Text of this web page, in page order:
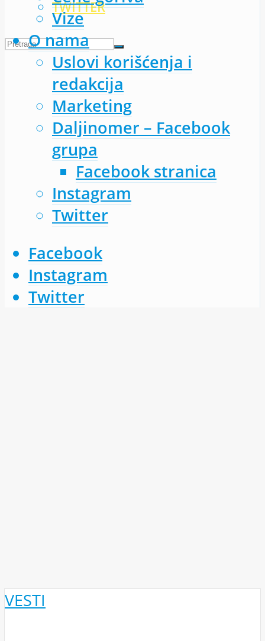
TWITTER
Vize
O nama
Uslovi korišćenja i
redakcija
Marketing
Daljinomer – Facebook
grupa
Facebook stranica
Instagram
Twitter
Facebook
Instagram
Twitter
VESTI